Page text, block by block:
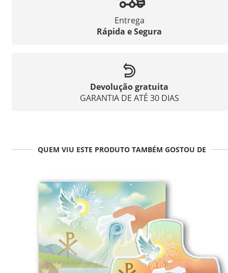
Entrega
Rápida e Segura
Devolução gratuita
GARANTIA DE ATÉ 30 DIAS
QUEM VIU ESTE PRODUTO TAMBÉM GOSTOU DE